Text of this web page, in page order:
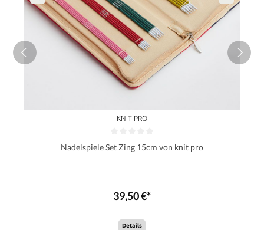
KNIT PRO
Nadelspiele Set Zing 15cm von knit pro
39,50 €*
Details